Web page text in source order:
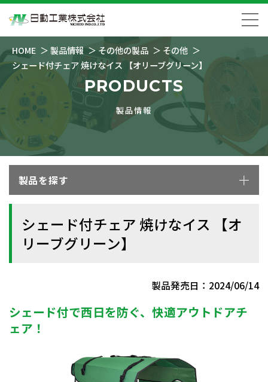
HOME 製品情報 その他の製品
その他
シェード付チェア 焼けなイス 【オリーブグリーン】
PRODUCTS
製品情報
製品を探す
シェード付チェア 焼けなイス 【オ
リーブグリーン】
製品発売日：2024/06/14
シェード付で西日を防ぐ、快適アウトドアチ
ェア！